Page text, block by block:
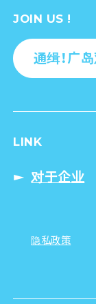
JOIN US !
通缉！广
LINK
对于企业
隐私政策